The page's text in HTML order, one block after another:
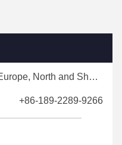
Ms. Ellen Zeng (Europe, North and Shouth America)
+86-189-2289-9266